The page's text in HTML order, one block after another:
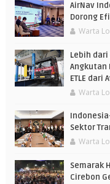
AirNav
Dorong
Warta
Lebih
Angkutan
ETLE dari
Warta
Sektor
Warta
Semarak
Cirebon